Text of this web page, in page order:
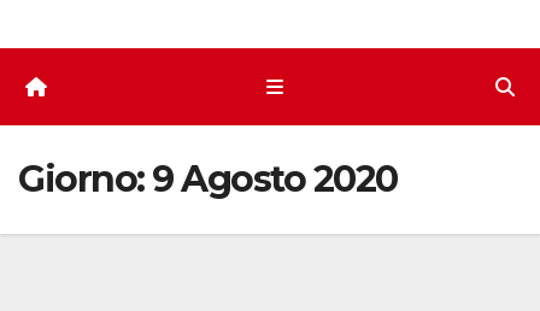
Giorno:9 Agosto 2020